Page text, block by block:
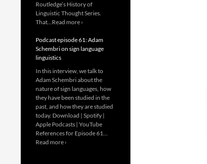
Routledge’s History of
Linguistic Thought Series.
That…Read more ›
Podcast episode 61: Adam
Schembri on sign language
linguistics
In this interview, we talk to
Adam Schembri about the
nature of sign languages, how
they have been studied in the
past, and how they are studied
today. Download | Spotify |
Apple Podcasts | YouTube
References for Episode 61…
Read more ›